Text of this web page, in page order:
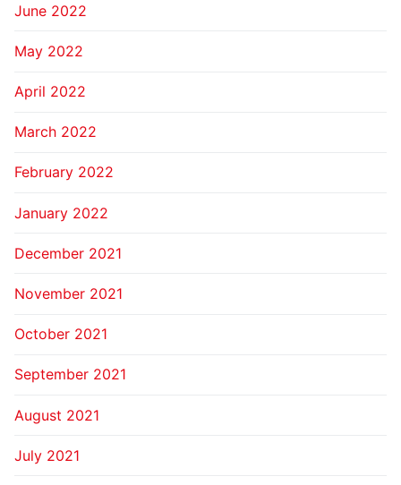
June 2022
May 2022
April 2022
March 2022
February 2022
January 2022
December 2021
November 2021
October 2021
September 2021
August 2021
July 2021